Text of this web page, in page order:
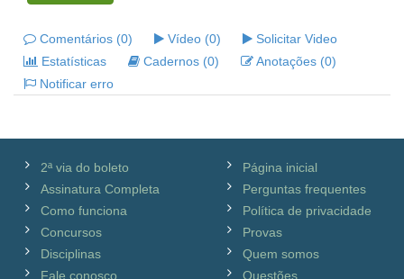
Comentários (0) Vídeo (0)
Solicitar Video
Estatísticas
Cadernos (0)
Anotações (0)
Notificar erro
2ª via do boleto
Assinatura Completa
Como funciona
Concursos
Disciplinas
Fale conosco
Página inicial
Perguntas frequentes
Política de privacidade
Provas
Quem somos
Questões